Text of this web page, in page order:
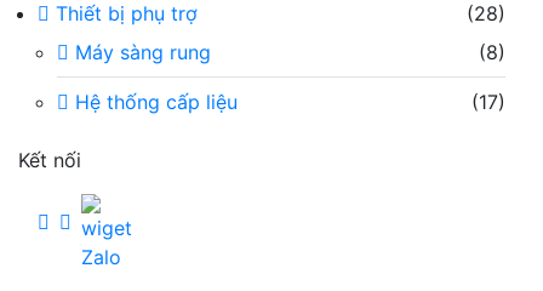
Thiết bị phụ trợ
(28)
Máy sàng rung
(8)
Hệ thống cấp liệu (17)
Kết nối